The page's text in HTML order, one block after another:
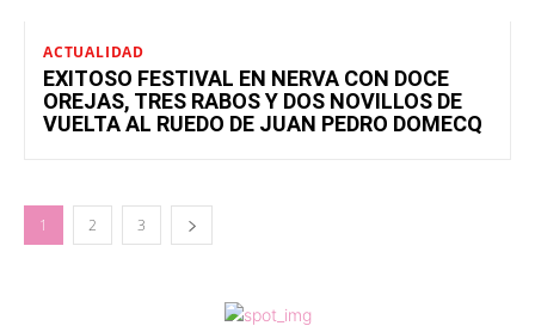
ACTUALIDAD
EXITOSO FESTIVAL EN NERVA CON DOCE
OREJAS, TRES RABOS Y DOS NOVILLOS DE
VUELTA AL RUEDO DE JUAN PEDRO DOMECQ
1 2 3